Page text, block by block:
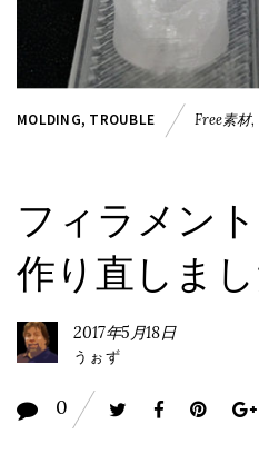
MOLDING, TROUBLE Free素材,
フィラメン
作り直しまし
2017年5月18日
うぉず
0